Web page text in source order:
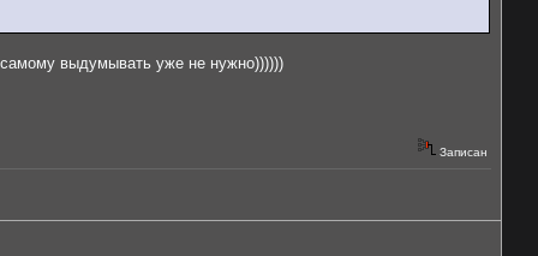
самому выдумывать уже не нужно))))))
Записан